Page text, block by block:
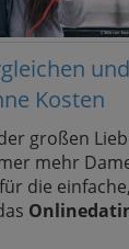
Kosten
großen
mehr
die einfache,